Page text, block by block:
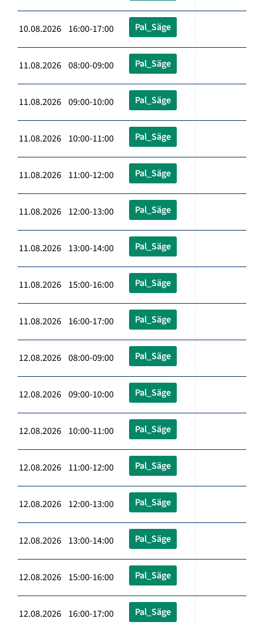
10.08.2026 16:00-17:00 Pal_Säge
11.08.2026 08:00-09:00 Pal_Säge
11.08.2026 09:00-10:00 Pal_Säge
11.08.2026 10:00-11:00 Pal_Säge
11.08.2026 11:00-12:00 Pal_Säge
11.08.2026 12:00-13:00 Pal_Säge
11.08.2026 13:00-14:00 Pal_Säge
11.08.2026 15:00-16:00 Pal_Säge
11.08.2026 16:00-17:00 Pal_Säge
12.08.2026 08:00-09:00 Pal_Säge
12.08.2026 09:00-10:00 Pal_Säge
12.08.2026 10:00-11:00 Pal_Säge
12.08.2026 11:00-12:00 Pal_Säge
12.08.2026 12:00-13:00 Pal_Säge
12.08.2026 13:00-14:00 Pal_Säge
12.08.2026 15:00-16:00 Pal_Säge
12.08.2026 16:00-17:00 Pal_Säge